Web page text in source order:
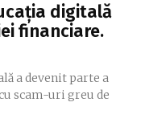
digitală
financiare.
a devenit parte a
scam-uri greu de